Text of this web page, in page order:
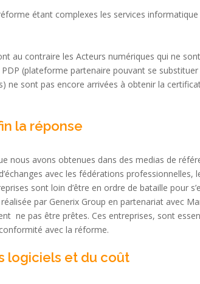
étant complexes les services
au contraire les Acteurs numériques qui ne
(plateforme partenaire pouvant se
ne sont pas encore arrivées à obtenir la
la réponse
nous avons obtenues dans des medias de
avec les fédérations professionnelles,
sont loin d’être en ordre de bataille pour
par Generix Group en partenariat avec
ne pas être prêtes. Ces entreprises, sont
avec la réforme.
logiciels et du coût